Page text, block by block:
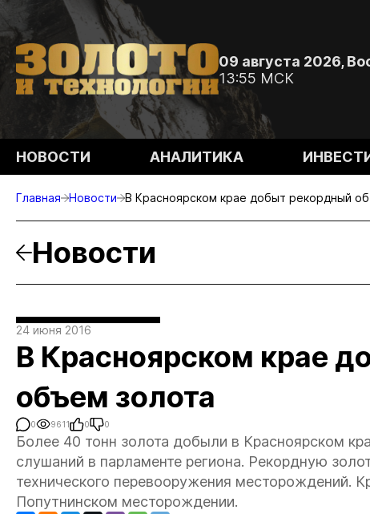
09 августа 2026,
13:55 МСК
НОВОСТИ АНАЛИТИКА
Главная Новости В Красноярском крае добыт рекордный
Новости
24 июня 2016
В Красноярском крае
объем золота
0 9611 0 0
Более 40 тонн золота добыли в Красноярском
слушаний в парламенте региона. Рекордную
технического перевооружения месторождений.
Попутнинском месторождении.